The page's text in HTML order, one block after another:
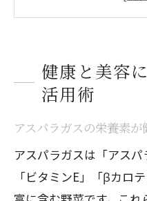
目指す
は
アスパラ効果で
感例
アスパラガスで
ツ
アスパラガスを食
健康と美容
活用術
アスパラガスの栄養素
アスパラガスは「アスパ
「ビタミンE」「βカロ